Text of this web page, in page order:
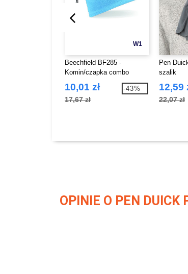
W1
Beechfield BF285 -
Komin/czapka combo
10,01 zł
17,67 zł
-43%
Pen
szalik
12,59
22,07 zł
OPINIE O PEN DUICK